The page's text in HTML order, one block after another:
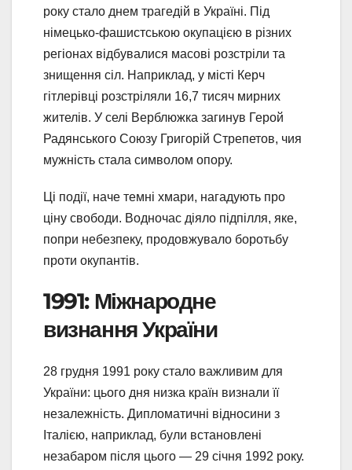
року стало днем трагедій в Україні. Під
німецько-фашистською окупацією в різних
регіонах відбувалися масові розстріли та
знищення сіл. Наприклад, у місті Керч
гітлерівці розстріляли 16,7 тисяч мирних
жителів. У селі Верблюжка загинув Герой
Радянського Союзу Григорій Стрепетов, чия
мужність стала символом опору.
Ці події, наче темні хмари, нагадують про
ціну свободи. Водночас діяло підпілля, яке,
попри небезпеку, продовжувало боротьбу
проти окупантів.
1991: Міжнародне
визнання України
28 грудня 1991 року стало важливим для
України: цього дня низка країн визнали її
незалежність. Дипломатичні відносини з
Італією, наприклад, були встановлені
незабаром після цього — 29 січня 1992 року.